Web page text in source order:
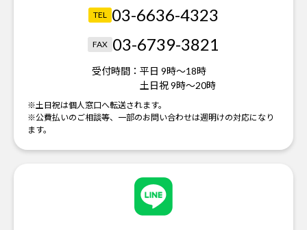
TEL 03-6636-4323
FAX 03-6739-3821
受付時間： 平日 9時～18時
土日祝 9時～20時
※土日祝は個人窓口へ転送されます。
※公費払いのご相談等、一部のお問い合わせは週明けの対応になり
ます。